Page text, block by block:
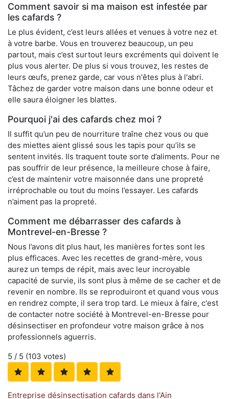
Comment savoir si ma maison est infestée par
les cafards ?
Le plus évident, c’est leurs allées et venues à votre nez et
à votre barbe. Vous en trouverez beaucoup, un peu
partout, mais c’est surtout leurs excréments qui doivent le
plus vous alerter. De plus si vous trouvez, les restes de
leurs œufs, prenez garde, car vous n'êtes plus à l'abri.
Tâchez de garder votre maison dans une bonne odeur et
elle saura éloigner les blattes.
Pourquoi j'ai des cafards chez moi ?
Il suffit qu’un peu de nourriture traîne chez vous ou que
des miettes aient glissé sous les tapis pour qu’ils se
sentent invités. Ils traquent toute sorte d’aliments. Pour ne
pas souffrir de leur présence, la meilleure chose à faire,
c’est de maintenir votre maisonnée dans une propreté
irréprochable ou tout du moins l’essayer. Les cafards
n’aiment pas la propreté.
Comment me débarrasser des cafards à
Montrevel-en-Bresse ?
Nous l’avons dit plus haut, les manières fortes sont les
plus efficaces. Avec les recettes de grand-mère, vous
aurez un temps de répit, mais avec leur incroyable
capacité de survie, ils sont plus à même de se cacher et de
revenir en nombre. Ils se reproduiront et quand vous vous
en rendrez compte, il sera trop tard. Le mieux à faire, c'est
de contacter notre société à Montrevel-en-Bresse pour
désinsectiser en profondeur votre maison grâce à nos
professionnels aguerris.
5 / 5 (103 votes)
Entreprise désinsectisation cafards dans l'Ain